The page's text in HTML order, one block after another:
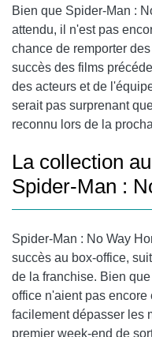
Bien que Spider-Man :
attendu, il n'est pas
chance de remporter
succès des films
des acteurs et de
serait pas surprenant
reconnu lors de la
La collection
Spider-Man :
Spider-Man : No Way
succès au box-office,
de la franchise. Bien
office n'aient pas
facilement dépasser les
premier week-end de